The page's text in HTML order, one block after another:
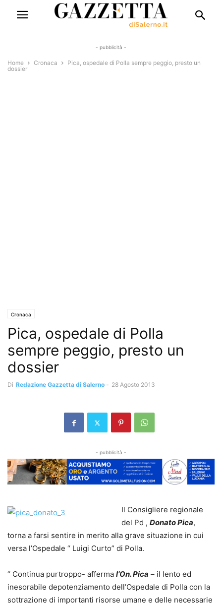
- pubblicità -
Home Cronaca
Pica, ospedale di Polla sempre peggio, presto un
dossier
Cronaca
Pica, ospedale di Polla
sempre peggio, presto un
dossier
Di Redazione Gazzetta di Salerno - 28 Agosto 2013
- pubblicità -
Il Consigliere regionale
del Pd , Donato Pica,
torna a farsi sentire in merito alla grave situazione in cui
versa l’Ospedale “ Luigi Curto” di Polla.
“ Continua purtroppo- afferma l’On. Pica – il lento ed
inesorabile depotenziamento dell’Ospedale di Polla con la
sottrazione di importanti risorse umane e delle necessarie